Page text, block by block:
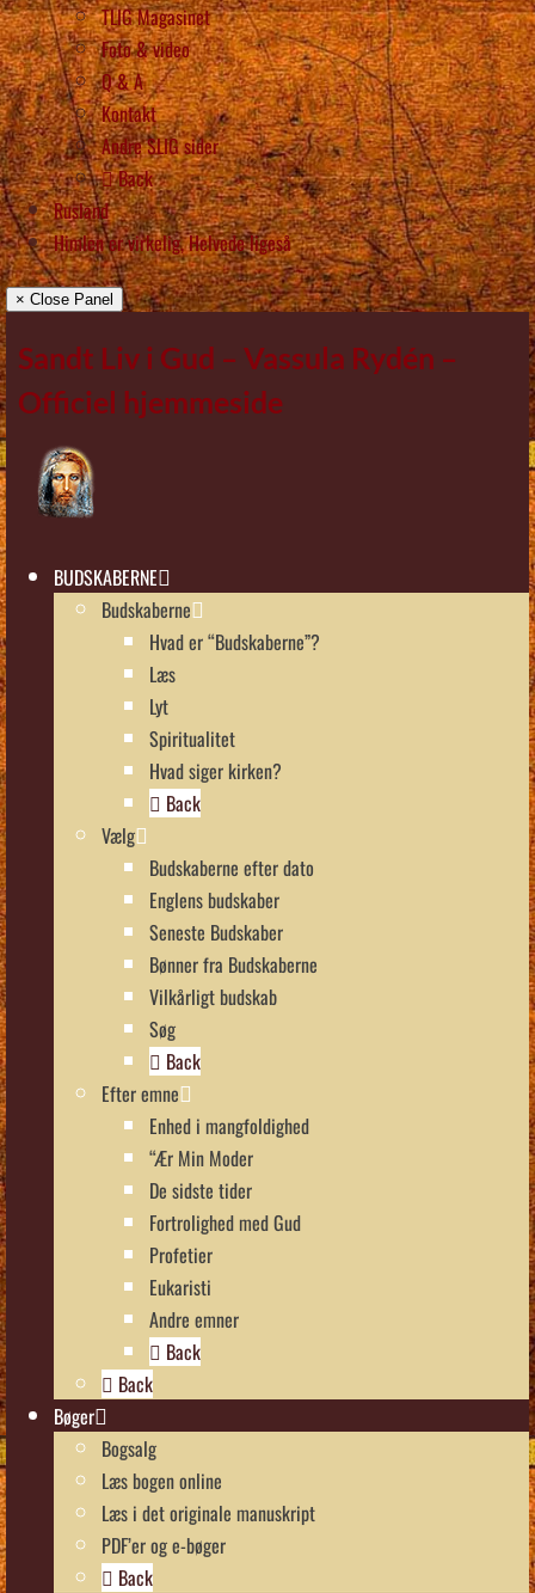
TLIG Magasinet
Foto & video
Q & A
Kontakt
Andre SLIG sider
Back
Rusland
Himlen er virkelig, Helvede ligeså
× Close Panel
Sandt Liv i Gud – Vassula Rydén –
Officiel hjemmeside
BUDSKABERNE
Budskaberne
Hvad er “Budskaberne”?
Læs
Lyt
Spiritualitet
Hvad siger kirken?
Back
Vælg
Budskaberne efter dato
Englens budskaber
Seneste Budskaber
Bønner fra Budskaberne
Vilkårligt budskab
Søg
Back
Efter emne
Enhed i mangfoldighed
“Ær Min Moder
De sidste tider
Fortrolighed med Gud
Profetier
Eukaristi
Andre emner
Back
Back
Bøger
Bogsalg
Læs bogen online
Læs i det originale manuskript
PDF’er og e-bøger
Back